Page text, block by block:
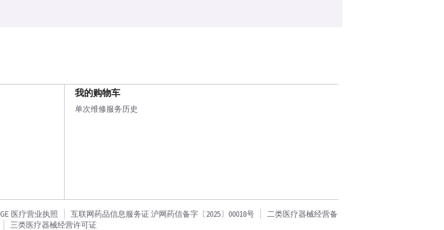
我的购物车
单次维修服务历史
GE 医疗营业执照 互联网药品信息服务证 沪网药信备字〔2025〕00018号
二类医疗器械经营备
三类医疗器械经营许可证